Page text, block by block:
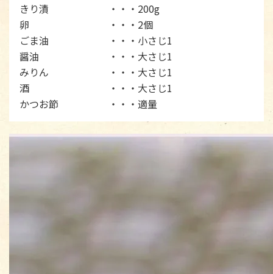
きり漬
・・・200g
卵
・・・2個
ごま油
・・・小さじ1
醤油
・・・大さじ1
みりん
・・・大さじ1
酒
・・・大さじ1
かつお節
・・・適量